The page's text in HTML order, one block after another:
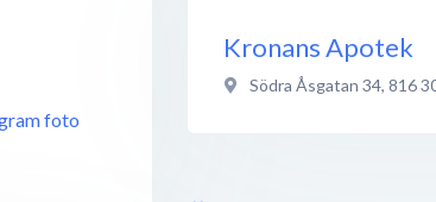
Kronans Apotek
Södra Åsgatan 34, 816